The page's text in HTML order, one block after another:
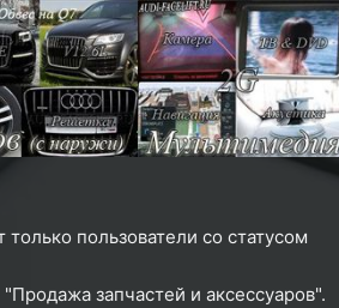
пользователи со статусом
запчастей и аксессуаров".